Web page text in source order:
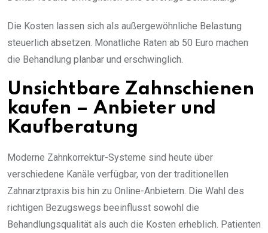
Die Kosten lassen sich als außergewöhnliche Belastung
steuerlich absetzen. Monatliche Raten ab 50 Euro machen
die Behandlung planbar und erschwinglich.
Unsichtbare Zahnschienen
kaufen – Anbieter und
Kaufberatung
Moderne Zahnkorrektur-Systeme sind heute über
verschiedene Kanäle verfügbar, von der traditionellen
Zahnarztpraxis bis hin zu Online-Anbietern. Die Wahl des
richtigen Bezugswegs beeinflusst sowohl die
Behandlungsqualität als auch die Kosten erheblich. Patienten